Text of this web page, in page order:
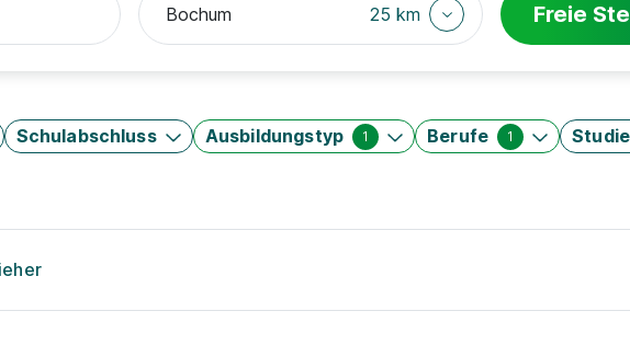
25 km Freie
Schulabschluss Ausbildungstyp 1 Berufe 1